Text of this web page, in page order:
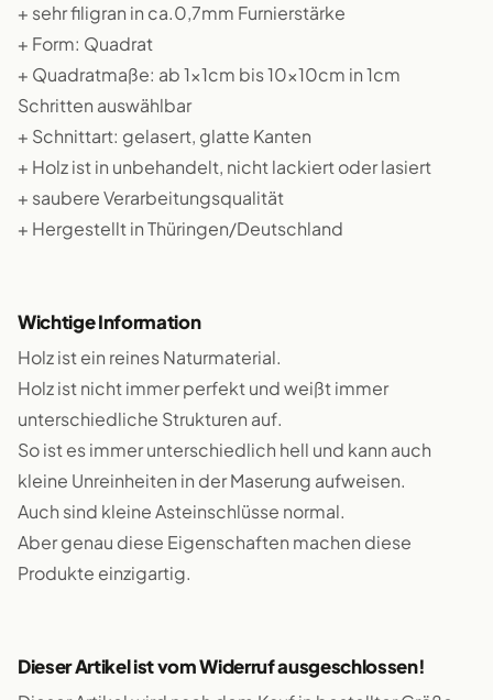
+ sehr filigran in ca.0,7mm Furnierstärke
+ Form: Quadrat
+ Quadratmaße: ab 1x1cm bis 10x10cm in 1cm
Schritten auswählbar
+ Schnittart: gelasert, glatte Kanten
+ Holz ist in unbehandelt, nicht lackiert oder lasiert
+ saubere Verarbeitungsqualität
+ Hergestellt in Thüringen/Deutschland
Wichtige Information
Holz ist ein reines Naturmaterial.
Holz ist nicht immer perfekt und weißt immer
unterschiedliche Strukturen auf.
So ist es immer unterschiedlich hell und kann auch
kleine Unreinheiten in der Maserung aufweisen.
Auch sind kleine Asteinschlüsse normal.
Aber genau diese Eigenschaften machen diese
Produkte einzigartig.
Dieser Artikel ist vom Widerruf ausgeschlossen!